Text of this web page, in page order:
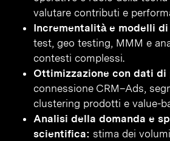
valutare contributi e
Incrementalità e modelli
test, geo testing, MMM e
contesti complessi.
Ottimizzazione con dati di
connessione CRM–Ads,
clustering prodotti e value-
Analisi della domanda e
scientifica: stima dei